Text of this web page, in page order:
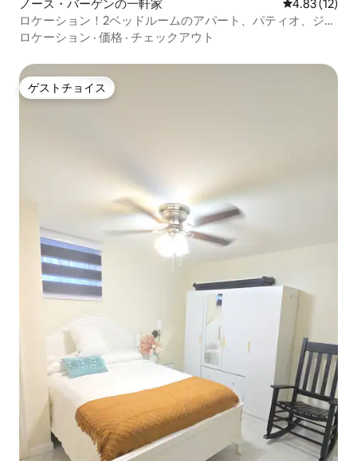
ノース・バーゲンの一軒家 レビュー12
4.83 (12)
ロケーション！2ベッドルームのアパート、パティオ、ジャ
グジー、NYCの近く！
ロケーション · 価格 · チェックアウト
ゲストチョイス
ゲストチョイス